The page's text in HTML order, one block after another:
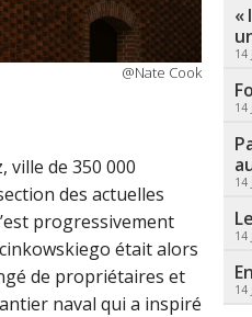
@Nate Cook
de 350 000
des actuelles
progressivement
était alors
de propriétaires et
naval qui a inspiré
«
14
14
14
14
14